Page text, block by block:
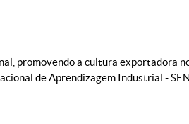
promovendo a cultura exportadora
de Aprendizagem Industrial -